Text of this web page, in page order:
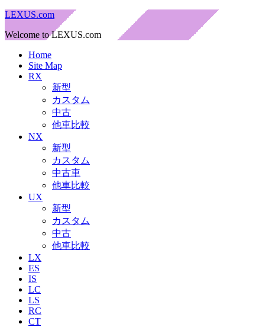
LEXUS.com
Welcome to LEXUS.com
Home
Site Map
RX
新型
カスタム
中古
他車比較
NX
新型
カスタム
中古車
他車比較
UX
新型
カスタム
中古
他車比較
LX
ES
IS
LC
LS
RC
CT